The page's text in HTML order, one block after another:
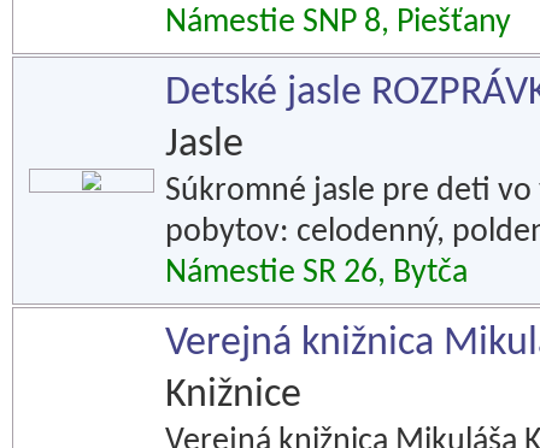
Námestie SNP 8, Piešťany
Detské jasle
Jasle
Súkromné jasle pre deti
pobytov: celodenný,
Námestie SR 26, Bytča
Verejná knižnica
Knižnice